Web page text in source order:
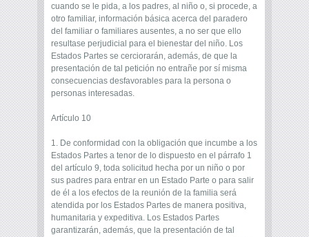
cuando se le pida, a los padres, al niño o, si procede, a
otro familiar, información básica acerca del paradero
del familiar o familiares ausentes, a no ser que ello
resultase perjudicial para el bienestar del niño. Los
Estados Partes se cerciorarán, además, de que la
presentación de tal petición no entrañe por sí misma
consecuencias desfavorables para la persona o
personas interesadas.
Artículo 10
1. De conformidad con la obligación que incumbe a los
Estados Partes a tenor de lo dispuesto en el párrafo 1
del artículo 9, toda solicitud hecha por un niño o por
sus padres para entrar en un Estado Parte o para salir
de él a los efectos de la reunión de la familia será
atendida por los Estados Partes de manera positiva,
humanitaria y expeditiva. Los Estados Partes
garantizarán, además, que la presentación de tal